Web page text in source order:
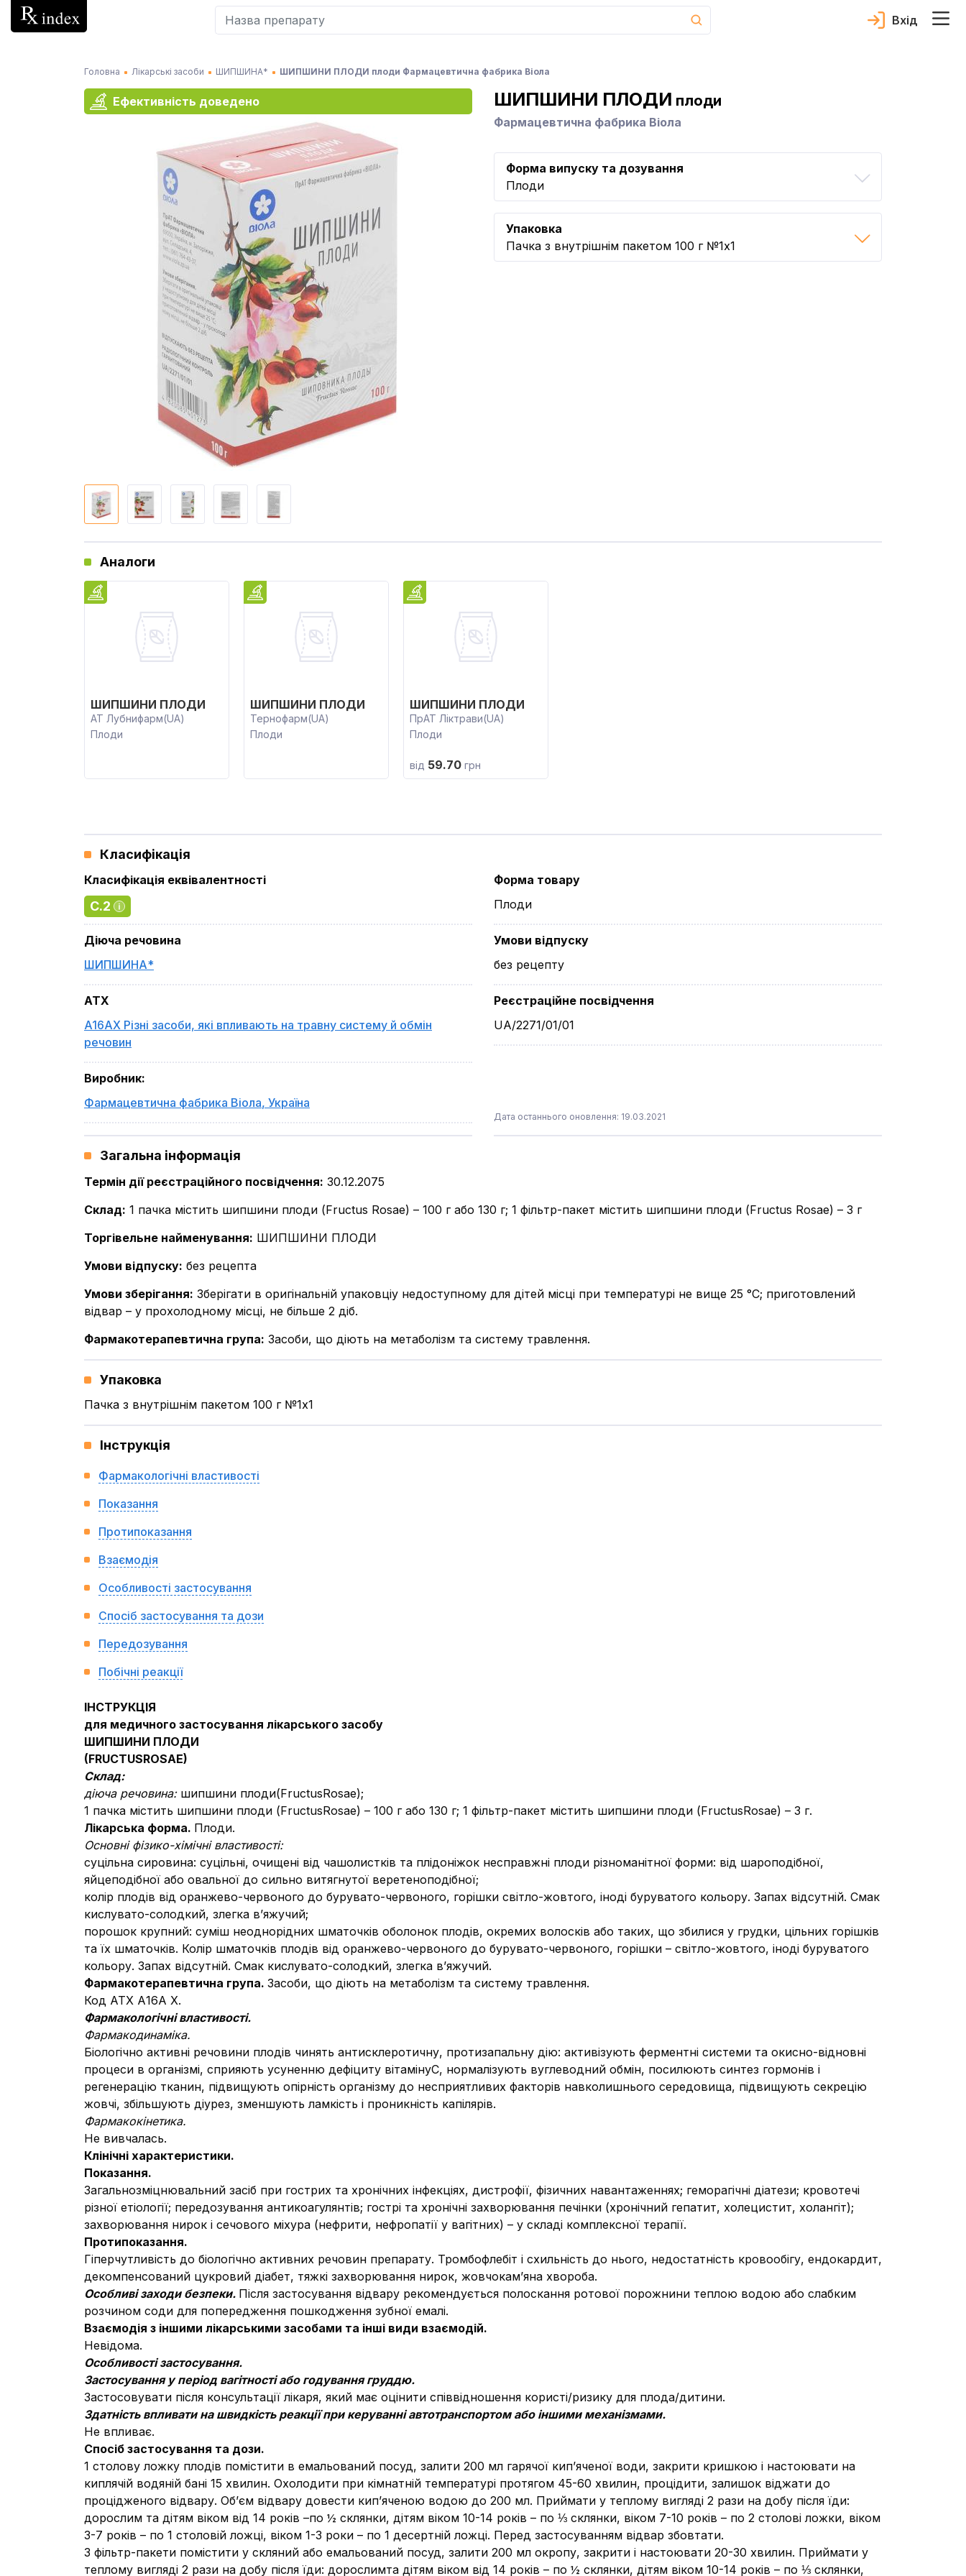
Вхід
Головна Лікарські засоби ШИПШИНА* ШИПШИНИ ПЛОДИ плоди Фармацевтична фабрика Віола
Ефективність доведено ШИПШИНИ ПЛОДИ плоди
Фармацевтична фабрика Віола
Форма випуску та дозування
Плоди
Упаковка
Пачка з внутрішнім пакетом 100 г №1x1
Аналоги
ШИПШИНИ ПЛОДИ
АТ Лубнифарм(UA)
Плоди
ШИПШИНИ ПЛОДИ
Тернофарм(UA)
Плоди
ШИПШИНИ ПЛОДИ
ПрАТ Ліктрави(UA)
Плоди
від 59.70 грн
Класифікація
Класифікація еквівалентності
C.2
Діюча речовина
ШИПШИНА*
ATX
A16AX Різні засоби, які впливають на травну систему й обмін
речовин
Виробник:
Фармацевтична фабрика Віола, Україна
Форма товару
Плоди
Умови відпуску
без рецепту
Реєстраційне посвідчення
UA/2271/01/01
Дата останнього оновлення: 19.03.2021
Загальна інформація
Термін дії реєстраційного посвідчення: 30.12.2075
Склад: 1 пачка містить шипшини плоди (Fructus Rosae) – 100 г або 130 г; 1 фільтр-пакет містить шипшини плоди (Fructus Rosae) – 3 г
Торгівельне найменування: ШИПШИНИ ПЛОДИ
Умови відпуску: без рецепта
Умови зберігання: Зберігати в оригінальній упаковціу недоступному для дітей місці при температурі не вище 25 °С; приготовлений
відвар – у прохолодному місці, не більше 2 діб.
Фармакотерапевтична група: Засоби, що діють на метаболізм та систему травлення.
Упаковка
Пачка з внутрішнім пакетом 100 г №1x1
Інструкція
Фармакологічні властивості
Показання
Протипоказання
Взаємодія
Особливості застосування
Спосіб застосування та дози
Передозування
Побічні реакції
ІНСТРУКЦІЯ
для медичного застосування лікарського засобу
ШИПШИНИ ПЛОДИ
(FRUCTUSROSAE)
Склад:
діюча речовина: шипшини плоди(FructusRosae);
1 пачка містить шипшини плоди (FructusRosae) – 100 г або 130 г; 1 фільтр-пакет містить шипшини плоди (FructusRosae) – 3 г.
Лікарська форма. Плоди.
Основні фізико-хімічні властивості:
суцільна сировина: суцільні, очищені від чашолистків та плідоніжок несправжні плоди різноманітної форми: від шароподібної,
яйцеподібної або овальної до сильно витягнутої веретеноподібної;
колір плодів від оранжево-червоного до бурувато-червоного, горішки світло-жовтого, іноді буруватого кольору. Запах відсутній. Смак
кислувато-солодкий, злегка в’яжучий;
порошок крупний: суміш неоднорідних шматочків оболонок плодів, окремих волосків або таких, що збилися у грудки, цільних горішків
та їх шматочків. Колір шматочків плодів від оранжево-червоного до бурувато-червоного, горішки – світло-жовтого, іноді буруватого
кольору. Запах відсутній. Смак кислувато-солодкий, злегка в’яжучий.
Фармакотерапевтична група. Засоби, що діють на метаболізм та систему травлення.
Код АТХ А16А Х.
Фармакологічні властивості.
Фармакодинаміка.
Біологічно активні речовини плодів чинять антисклеротичну, протизапальну дію: активізують ферментні системи та окисно-відновні
процеси в організмі, сприяють усуненню дефіциту вітамінуС, нормалізують вуглеводний обмін, посилюють синтез гормонів і
регенерацію тканин, підвищують опірність організму до несприятливих факторів навколишнього середовища, підвищують секрецію
жовчі, збільшують діурез, зменшують ламкість і проникність капілярів.
Фармакокінетика.
Не вивчалась.
Клінічні характеристики.
Показання.
Загальнозміцнювальний засіб при гострих та хронічних інфекціях, дистрофії, фізичних навантаженнях; геморагічні діатези; кровотечі
різної етіології; передозування антикоагулянтів; гострі та хронічні захворювання печінки (хронічний гепатит, холецистит, холангіт);
захворювання нирок і сечового міхура (нефрити, нефропатії у вагітних) – у складі комплексної терапії.
Протипоказання.
Гіперчутливість до біологічно активних речовин препарату. Тромбофлебіт і схильність до нього, недостатність кровообігу, ендокардит,
декомпенсований цукровий діабет, тяжкі захворювання нирок, жовчокам’яна хвороба.
Особливі заходи безпеки. Після застосування відвару рекомендується полоскання ротової порожнини теплою водою або слабким
розчином соди для попередження пошкодження зубної емалі.
Взаємодія з іншими лікарськими засобами та інші види взаємодій.
Невідома.
Особливості застосування.
Застосування у період вагітності або годування груддю.
Застосовувати після консультації лікаря, який має оцінити співвідношення користі/ризику для плода/дитини.
Здатність впливати на швидкість реакції при керуванні автотранспортом або іншими механізмами.
Не впливає.
Спосіб застосування та дози.
1 столову ложку плодів помістити в емальований посуд, залити 200 мл гарячої кип’яченої води, закрити кришкою і настоювати на
киплячій водяній бані 15 хвилин. Охолодити при кімнатній температурі протягом 45-60 хвилин, процідити, залишок віджати до
процідженого відвару. Об’єм відвару довести кип’яченою водою до 200 мл. Приймати у теплому вигляді 2 рази на добу після їди:
дорослим та дітям віком від 14 років –по ½ склянки, дітям віком 10-14 років – по ⅓ склянки, віком 7-10 років – по 2 столові ложки, віком
3-7 років – по 1 столовій ложці, віком 1-3 роки – по 1 десертній ложці. Перед застосуванням відвар збовтати.
3 фільтр-пакети помістити у скляний або емальований посуд, залити 200 мл окропу, закрити і настоювати 20-30 хвилин. Приймати у
теплому вигляді 2 рази на добу після їди: дорослимта дітям віком від 14 років – по ½ склянки, дітям віком 10-14 років – по ⅓ склянки,